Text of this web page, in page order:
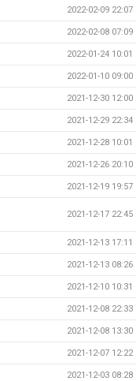
2022-02-09 22:07
2022-02-08 07:09
2022-01-24 10:01
2022-01-10 09:00
2021-12-30 12:00
2021-12-29 22:34
2021-12-28 10:01
2021-12-26 20:10
2021-12-19 19:57
2021-12-17 22:45
2021-12-13 17:11
2021-12-13 08:26
2021-12-10 10:31
2021-12-08 22:33
2021-12-08 13:30
2021-12-07 12:22
2021-12-03 08:28